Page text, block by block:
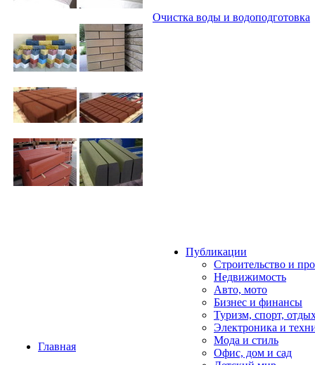
Очистка воды и водоподготовка
Главная
Публикации
Строительство и
Недвижимость
Авто, мото
Бизнес и финансы
Туризм, спорт,
Электроника и
Мода и стиль
Офис, дом и cад